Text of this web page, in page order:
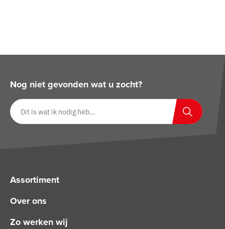
Nog niet gevonden wat u zocht?
Zoeken op website
Zoeken
Assortiment
Over ons
Zo werken wij